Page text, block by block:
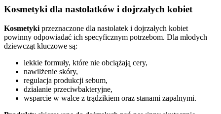
Kosmetyki dla nastolatków i dojrzałych kobiet
Kosmetyki przeznaczone dla nastolatek i dojrzałych kobiet
powinny odpowiadać ich specyficznym potrzebom. Dla młodych
dziewcząt kluczowe są:
lekkie formuły, które nie obciążają cery,
nawilżenie skóry,
regulacja produkcji sebum,
działanie przeciwbakteryjne,
wsparcie w walce z trądzikiem oraz stanami zapalnymi.